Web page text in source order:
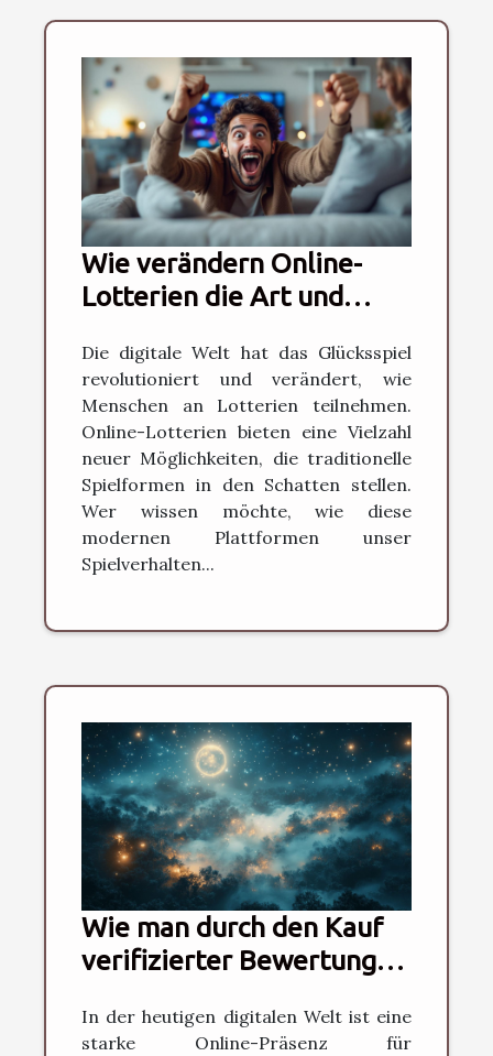
Wie verändern Online-
Lotterien die Art und
Die digitale Welt hat das Glücksspiel
revolutioniert und verändert, wie
Menschen an Lotterien teilnehmen.
Online-Lotterien bieten eine Vielzahl
neuer Möglichkeiten, die traditionelle
Spielformen in den Schatten stellen.
Wer wissen möchte, wie diese
modernen Plattformen unser
Spielverhalten...
Wie man durch den Kauf
verifizierter Bewertungen
steigert
In der heutigen digitalen Welt ist eine
starke Online-Präsenz für